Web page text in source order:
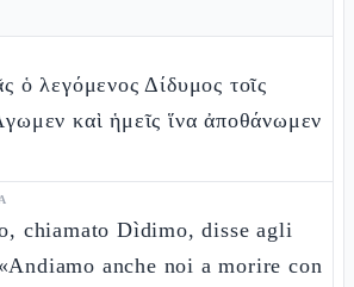
ὁ λεγόμενος Δίδυμος τοῖς
καὶ ἡμεῖς ἵνα ἀποθάνωμεν
chiamato Dìdimo, disse agli
anche noi a morire con